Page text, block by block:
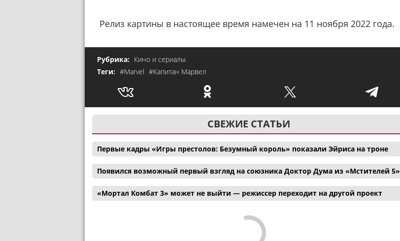
Релиз картины в настоящее время намечен на 11 ноября 2022 года.
Рубрика: Кино и сериалы
Теги: #Marvel #Капитан Марвел
СВЕЖИЕ СТАТЬИ
Первые кадры «Игры престолов: Безумный король» показали Эйриса на троне
Появился возможный первый взгляд на союзника Доктор Дума из «Мстителей 5»
«Мортал Комбат 3» может не выйти — режиссер переходит на другой проект